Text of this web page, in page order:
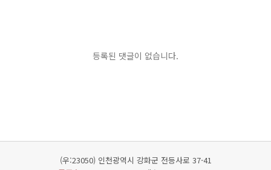
등록된 댓글이 없습니다.
(우:23050) 인천광역시 강화군 전등사로 37-41